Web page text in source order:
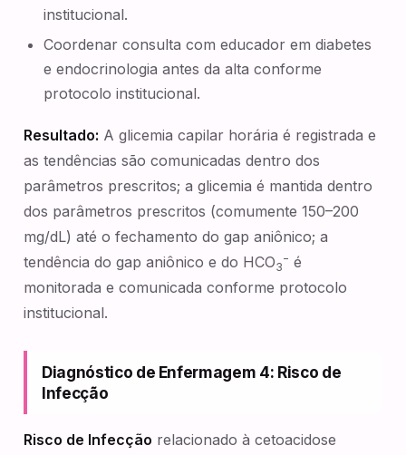
institucional.
Coordenar consulta com educador em diabetes
e endocrinologia antes da alta conforme
protocolo institucional.
Resultado: A glicemia capilar horária é registrada e
as tendências são comunicadas dentro dos
parâmetros prescritos; a glicemia é mantida dentro
dos parâmetros prescritos (comumente 150–200
mg/dL) até o fechamento do gap aniônico; a
tendência do gap aniônico e do HCO3
− é
monitorada e comunicada conforme protocolo
institucional.
Diagnóstico de Enfermagem 4: Risco de
Infecção
Risco de Infecção relacionado à cetoacidose